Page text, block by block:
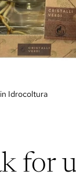
Idrocoltura
for